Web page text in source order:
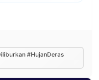
#HujanDeras